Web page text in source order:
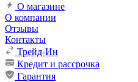
О магазине
О компании
Отзывы
Контакты
Трейд-Ин
Кредит и рассрочка
Гарантия